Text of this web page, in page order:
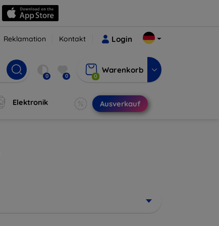
Reklamation Kontakt Login
0 0 0
Warenkorb
Elektronik Ausverkauf